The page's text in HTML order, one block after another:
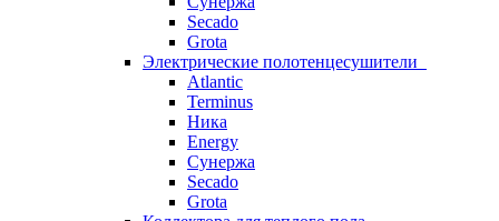
Secado
Grota
Электрические полотенцесушители
Atlantic
Terminus
Ника
Energy
Сунержа
Secado
Grota